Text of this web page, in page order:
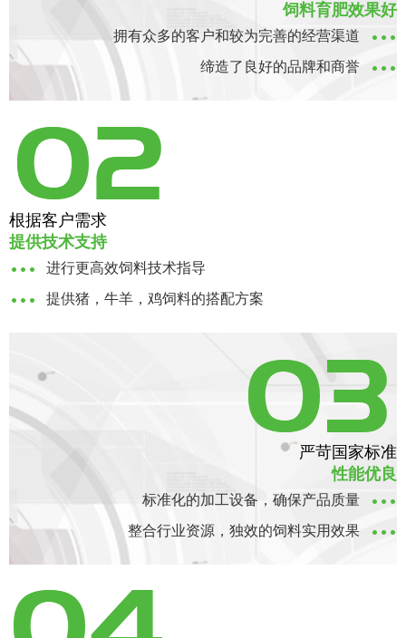
饲料育肥效果好
拥有众多的客户和较为完善的经营渠道
缔造了良好的品牌和商誉
根据客户需求
提供技术支持
进行更高效饲料技术指导
提供猪，牛羊，鸡饲料的搭配方案
严苛国家标准
性能优良
标准化的加工设备，确保产品质量
整合行业资源，独效的饲料实用效果